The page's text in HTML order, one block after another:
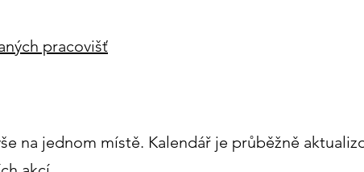
pracovišť
na jednom místě. Kalendář je průběžně